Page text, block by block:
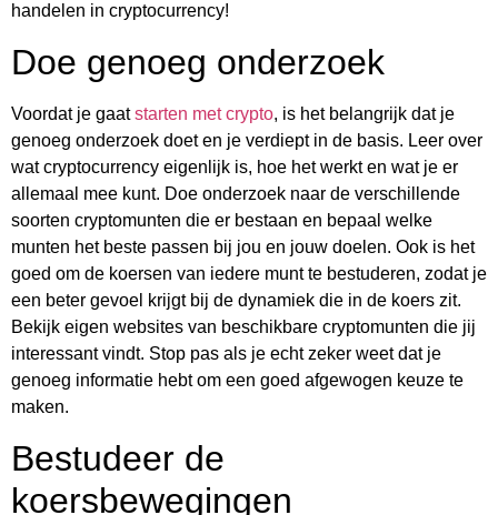
handelen in cryptocurrency!
Doe genoeg onderzoek
Voordat je gaatstarten met crypto, is het belangrijk dat je
genoeg onderzoek doet en je verdiept in de basis. Leer over
wat cryptocurrency eigenlijk is, hoe het werkt en wat je er
allemaal mee kunt. Doe onderzoek naar de verschillende
soorten cryptomunten die er bestaan en bepaal welke
munten het beste passen bij jou en jouw doelen. Ook is het
goed om de koersen van iedere munt te bestuderen, zodat je
een beter gevoel krijgt bij de dynamiek die in de koers zit.
Bekijk eigen websites van beschikbare cryptomunten die jij
interessant vindt. Stop pas als je echt zeker weet dat je
genoeg informatie hebt om een goed afgewogen keuze te
maken.
Bestudeer de
koersbewegingen